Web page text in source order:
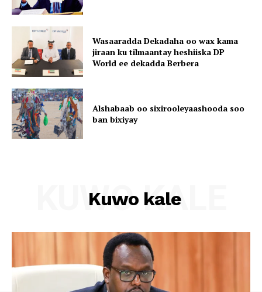
Wasaaradda Dekadaha oo wax kama
jiraan ku tilmaantay heshiiska DP
World ee dekadda Berbera
Alshabaab oo sixirooleyaashooda soo
ban bixiyay
Kuwo kale
KUWO KALE